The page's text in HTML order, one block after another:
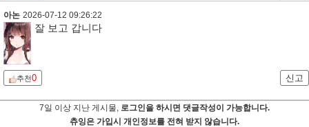
아논 2026-07-12 09:26:22
잘 보고 갑니다
추천0 신고
7일 이상 지난 게시물, 로그인을 하시면 댓글작성이 가능합니다.
츄잉은 가입시 개인정보를 전혀 받지 않습니다.